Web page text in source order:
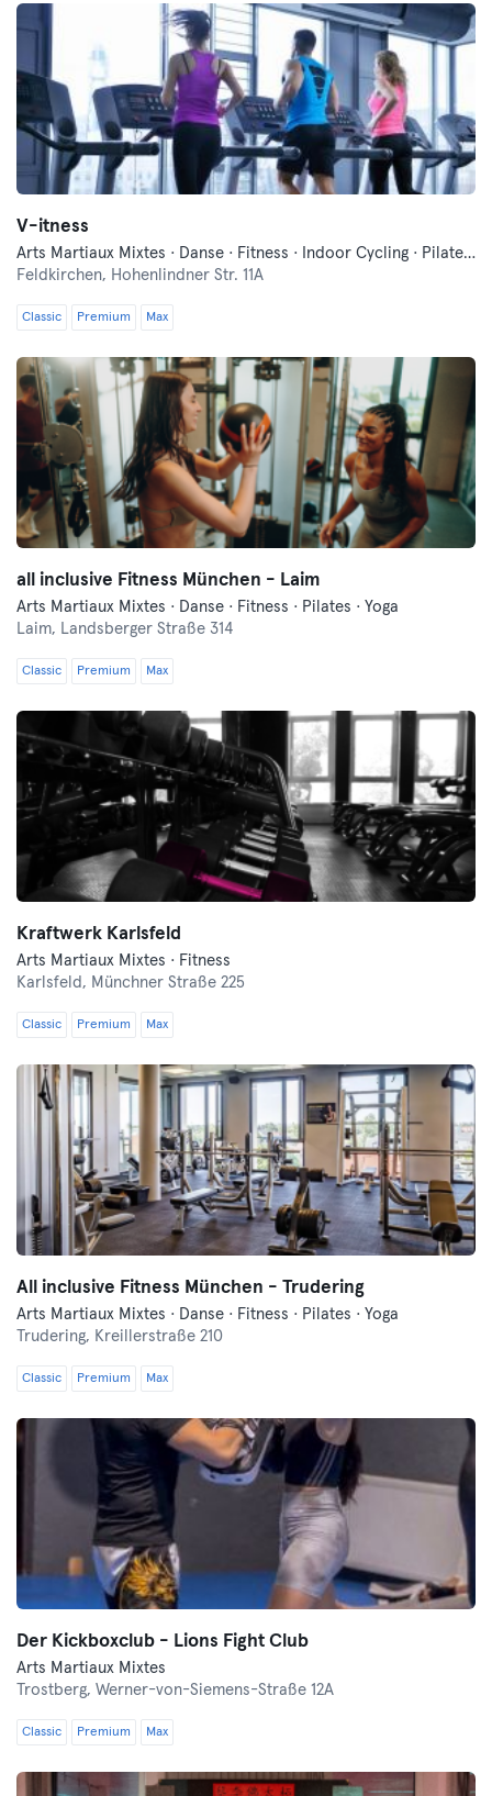
V-itness
Arts Martiaux Mixtes · Danse · Fitness · Indoor Cycling · Pilates · Sauna · Yoga
Feldkirchen, Hohenlindner Str. 11A
Classic Premium Max
all inclusive Fitness München - Laim
Arts Martiaux Mixtes · Danse · Fitness · Pilates · Yoga
Laim, Landsberger Straße 314
Classic Premium Max
Kraftwerk Karlsfeld
Arts Martiaux Mixtes · Fitness
Karlsfeld, Münchner Straße 225
Classic Premium Max
All inclusive Fitness München - Trudering
Arts Martiaux Mixtes · Danse · Fitness · Pilates · Yoga
Trudering, Kreillerstraße 210
Classic Premium Max
Der Kickboxclub - Lions Fight Club
Arts Martiaux Mixtes
Trostberg, Werner-von-Siemens-Straße 12A
Classic Premium Max